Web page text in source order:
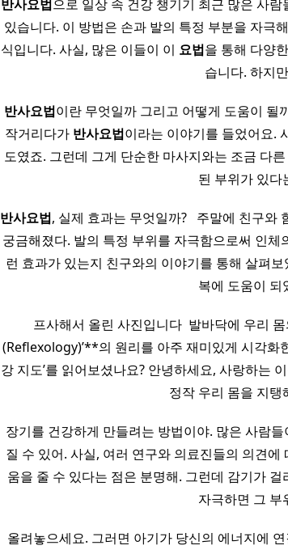
반사요법으로 일상 속 건강 챙기기 최근 많은 사람
있습니다. 이 방법은 손과 발의 특정 부분을 자극
식입니다. 사실, 많은 이들이 이 요법을 통해 다양
습니다. 하지
반사요법이란 무엇일까 그리고 어떻게 도움이 될
작거리다가 반사요법이라는 이야기를 들었어요.
도였죠. 그런데 그게 단순한 마사지와는 조금 다
된 부위가 있
반사요법, 실제 효과는 무엇일까? ​ ​ 주말에 친구와
궁금해졌다. 발의 특정 부위를 자극함으로써 인체
런 효과가 있는지 친구와의 이야기를 통해 살펴
복에 도움이
프사해서 올린 사진입니다 ​ 발바닥에 우리
(Reflexology)’**의 원리를 아주 재미있게 시각화
강 지도’를 읽어보셨나요? ​안녕하세요, 사랑하는
정작 우리 몸을 지
장기를 건강하게 만들려는 방법이야. 많은 사람
질 수 있어. 사실, 여러 연구와 의료진들의 의견에
움을 줄 수 있다는 점은 분명해. 그런데 감기가
자극하면 그
올려놓으세요.​ 그러면 아기가 당신의 에너지에